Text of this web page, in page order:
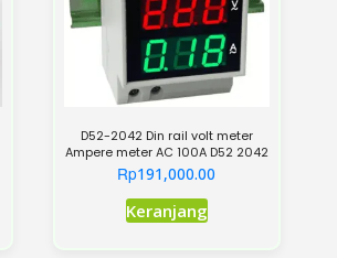
D52-2042 Din rail volt meter
Ampere meter AC 100A D52 2042
Rp191,000.00
Keranjang